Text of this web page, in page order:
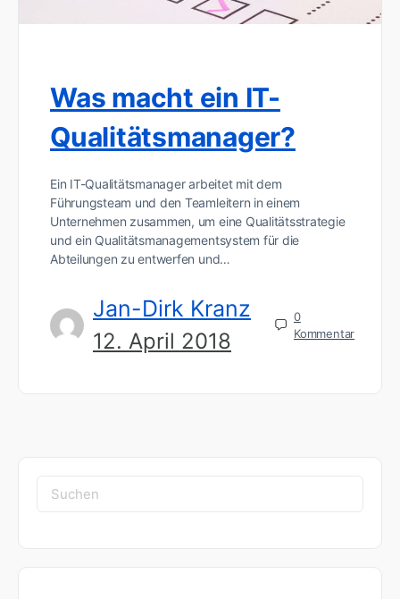
Was macht ein IT-
Qualitätsmanager?
Ein IT-Qualitätsmanager arbeitet mit dem
Führungsteam und den Teamleitern in einem
Unternehmen zusammen, um eine Qualitätsstrategie
und ein Qualitätsmanagementsystem für die
Abteilungen zu entwerfen und…
Jan-Dirk Kranz
12. April 2018
0
Kommentar
Suchen
nach: